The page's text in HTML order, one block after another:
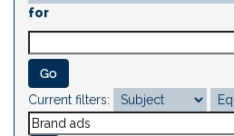
for
Current filters: